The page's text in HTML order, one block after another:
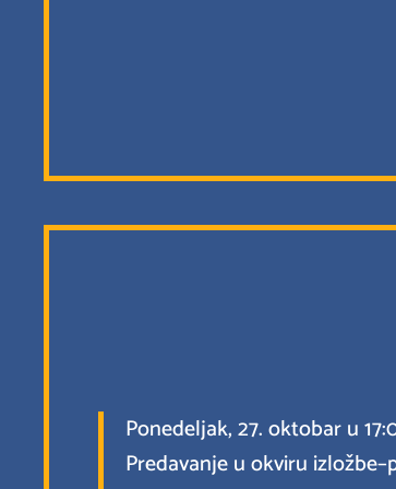
Ponedeljak, 27. oktobar u
Predavanje u okviru